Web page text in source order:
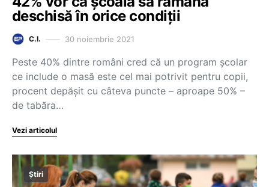
deschisă în orice condiții
C.I. 30 noiembrie 2021
Peste 40% dintre români cred că un program școlar
ce include o masă este cel mai potrivit pentru copii,
procent depășit cu câteva puncte – aproape 50% –
de tabăra…
Vezi articolul
Știri